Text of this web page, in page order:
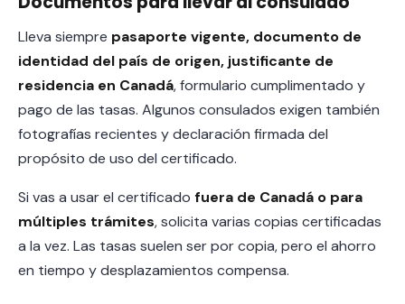
Lleva siempre pasaporte vigente, documento de
identidad del país de origen, justificante de
residencia en Canadá, formulario cumplimentado y
pago de las tasas. Algunos consulados exigen también
fotografías recientes y declaración firmada del
propósito de uso del certificado.
Si vas a usar el certificado fuera de Canadá o para
múltiples trámites, solicita varias copias certificadas
a la vez. Las tasas suelen ser por copia, pero el ahorro
en tiempo y desplazamientos compensa.